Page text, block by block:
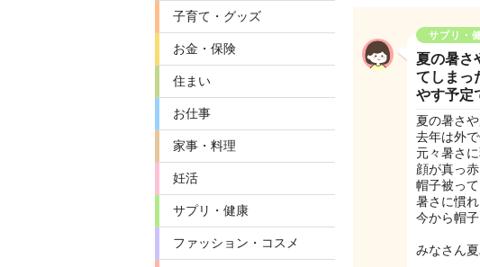
子育て・グッズ
お金・保険
住まい
お仕事
家事・料理
妊活
サプリ・健康
ファッション・コスメ
サプリ・
夏の暑さ
てしまっ
やす予定
夏の暑さ
去年は外
元々暑さ
顔が真っ
帽子被っ
暑さに慣
今から帽
みなさん